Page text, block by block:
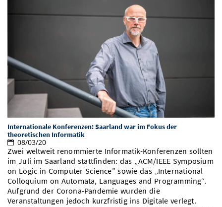
Internationale Konferenzen: Saarland war im Fokus der
theoretischen Informatik
08/03/20
Zwei weltweit renommierte Informatik-Konferenzen sollten
im Juli im Saarland stattfinden: das „ACM/IEEE Symposium
on Logic in Computer Science” sowie das „International
Colloquium on Automata, Languages and Programming“.
Aufgrund der Corona-Pandemie wurden die
Veranstaltungen jedoch kurzfristig ins Digitale verlegt.